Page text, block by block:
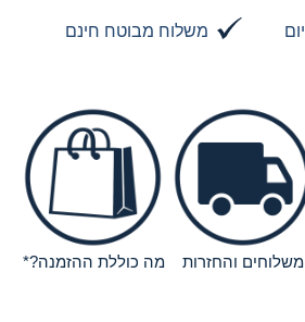
משלוח מבוטח חינם
משלוחים והחזרות מה כוללת ההזמנה?*